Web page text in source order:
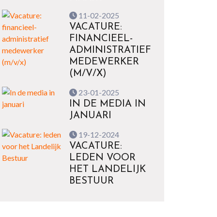
11-02-2025
VACATURE:
FINANCIEEL-
ADMINISTRATIEF
MEDEWERKER
(M/V/X)
23-01-2025
IN DE MEDIA IN
JANUARI
19-12-2024
VACATURE:
LEDEN VOOR
HET LANDELIJK
BESTUUR